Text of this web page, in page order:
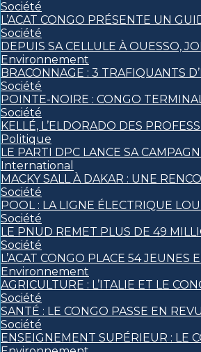
Société
L’ACAT CONGO PRÉSENTE UN
Société
DEPUIS SA CELLULE À OUESSO,
Environnement
BRACONNAGE : 3 TRAFIQUANTS
Société
POINTE-NOIRE : CONGO
Société
KELLÉ, L’ELDORADO DES
Politique
LE PARTI DPC LANCE SA
International
MACKY SALL À DAKAR : UNE
Société
POOL : LA LIGNE ÉLECTRIQUE
Société
LE PNUD REMET PLUS DE 49
Société
L’ACAT CONGO PLACE 54
Environnement
AGRICULTURE : L’ITALIE ET LE
Société
SANTÉ : LE CONGO PASSE EN
Société
ENSEIGNEMENT SUPÉRIEUR : LE